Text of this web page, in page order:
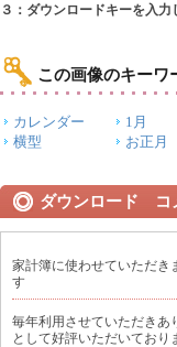
３：ダウンロードキーを入
この画像のキーワ
カレンダー 1月
横型
お正月
ダウンロード コ
家計簿に使わせていただき
す
毎年利用させていただきあ
として好評いただいており